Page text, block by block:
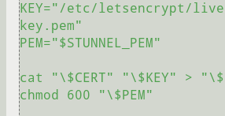
KEY="/etc/letsencrypt/live/
key.pem"
PEM="$STUNNEL_PEM"
cat "\$CERT" "\$KEY" >
chmod 600 "\$PEM"